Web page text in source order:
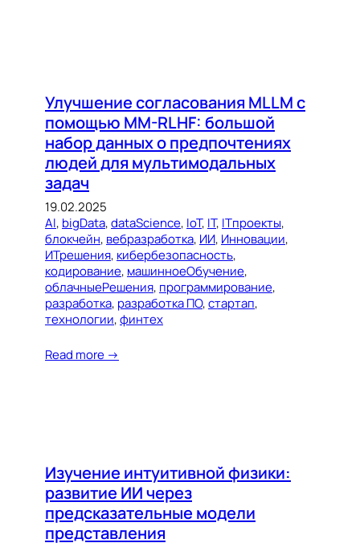
Улучшение согласования MLLM с
помощью MM-RLHF: большой
набор данных о предпочтениях
людей для мультимодальных
задач
19.02.2025
AI, bigData, dataScience, IoT, IT, ITпроекты
блокчейн, вебразработка, ИИ, Инновации
ИТрешения, кибербезопасность
кодирование, машинноеОбучение
облачныеРешения, программирование
разработка, разработка ПО, стартап
технологии, финтех
Read more →
Изучение интуитивной физики:
развитие ИИ через
предсказательные модели
представления